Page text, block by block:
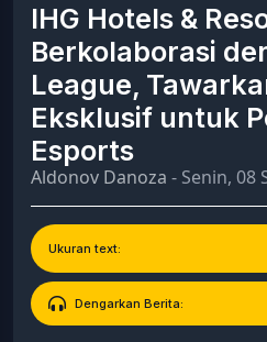
IHG Hotels &
Berkolaborasi
League,
Eksklusif untuk
Esports
Aldonov Danoza - Senin, 08
Ukuran text:
Dengarkan Berita: